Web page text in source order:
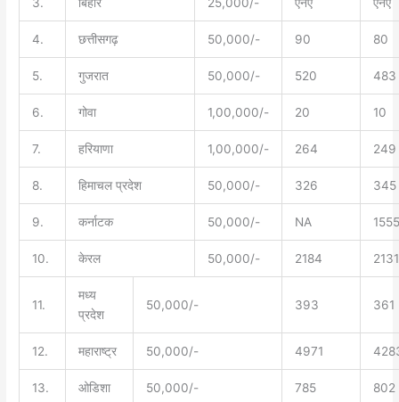
4. छत्तीसगढ़ 50,000/- 90 80
5. गुजरात 50,000/- 520 483
6. गोवा 1,00,000/- 20 10
7. हरियाणा 1,00,000/- 264 249
8. हिमाचल प्रदेश 50,000/- 326 345
9. कर्नाटक 50,000/- NA 1555
10. केरल 50,000/- 2184 2131
11.
मध्य
प्रदेश
50,000/- 393 361
12. महाराष्ट्र 50,000/- 4971
13. ओडिशा 50,000/- 785 802